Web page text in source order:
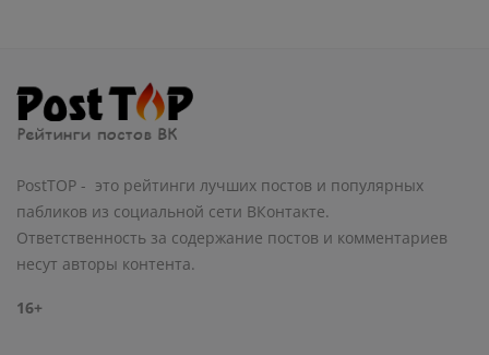
PostTOP - это рейтинги лучших постов и популярных
пабликов из социальной сети ВКонтакте.
Ответственность за содержание постов и комментариев
несут авторы контента.
16+